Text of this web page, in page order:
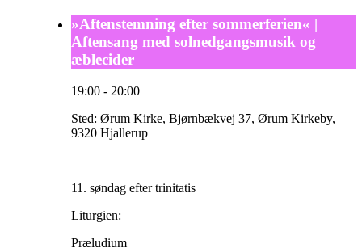
»Aftenstemning efter sommerferien« |
Aftensang med solnedgangsmusik og
æblecider
19:00 - 20:00
Sted: Ørum Kirke, Bjørnbækvej 37, Ørum Kirkeby,
9320 Hjallerup
11. søndag efter trinitatis
Liturgien:
Præludium